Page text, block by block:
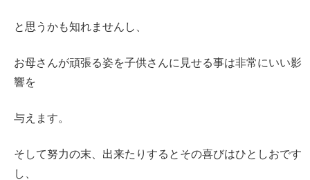
と思うかも知れませんし、
お母さんが頑張る姿を子供さんに見せる事は非常にいい影
響を
与えます。
そして努力の末、出来たりするとその喜びはひとしおです
し、